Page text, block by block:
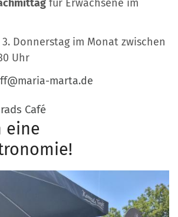
für Erwachsene im
Donnerstag im Monat zwischen
Uhr
marta.de
Café:
eine